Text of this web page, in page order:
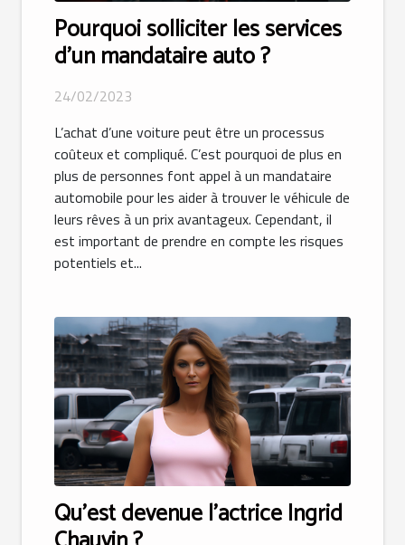
Pourquoi solliciter les services
d’un mandataire auto ?
24/02/2023
L’achat d’une voiture peut être un processus
coûteux et compliqué. C’est pourquoi de plus en
plus de personnes font appel à un mandataire
automobile pour les aider à trouver le véhicule de
leurs rêves à un prix avantageux. Cependant, il
est important de prendre en compte les risques
potentiels et...
Qu’est devenue l’actrice Ingrid